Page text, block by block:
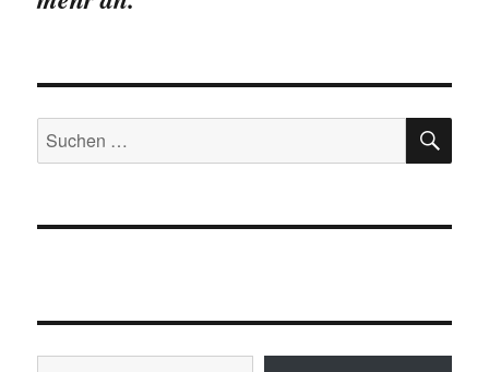
Suchen
nach:
Gib deine E-Mail-Adresse ein ...